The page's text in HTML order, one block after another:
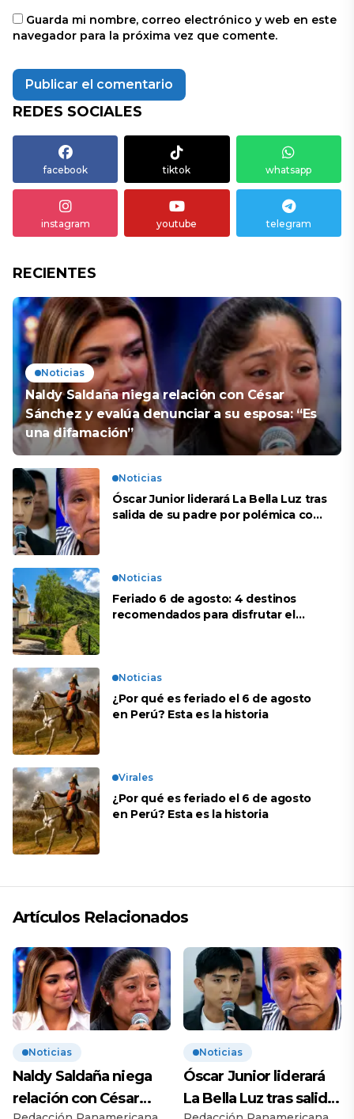
Guarda mi nombre, correo electrónico y web en este
navegador para la próxima vez que comente.
REDES SOCIALES
facebook tiktok whatsapp
instagram youtube telegram
RECIENTES
Noticias
Naldy Saldaña niega relación con César
Sánchez y evalúa denunciar a su esposa: “Es
una difamación”
Noticias
Óscar Junior liderará La Bella Luz tras
salida de su padre por polémica con
Noticias
Feriado 6 de agosto: 4 destinos
recomendados para disfrutar el
Noticias
¿Por qué es feriado el 6 de agosto
en Perú? Esta es la historia
Virales
¿Por qué es feriado el 6 de agosto
en Perú? Esta es la historia
Artículos Relacionados
Noticias
Naldy Saldaña niega
relación con César
Noticias
Óscar Junior liderará
La Bella Luz tras salida